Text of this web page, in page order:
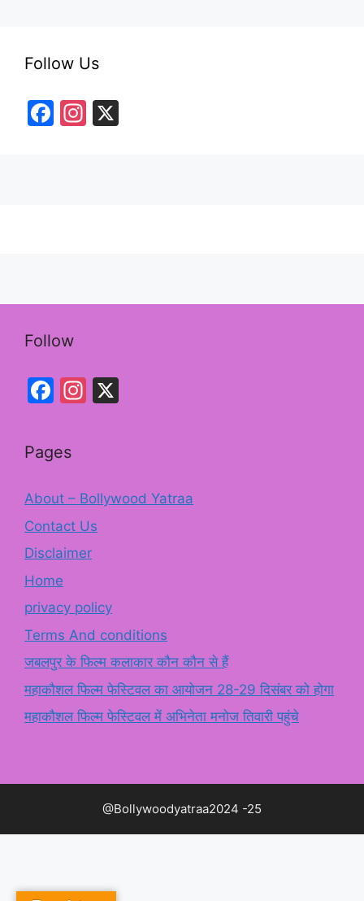
Follow Us
F
In
Follow
Facebook
Instagram
Pages
About – Bollywood Yatraa
Contact Us
Disclaimer
Home
privacy policy
Terms And conditions
जबलपुर के फिल्म कलाकार कौन कौन से हैं
महाकौशल फिल्म फेस्टिवल का आयोजन 28-29 दिसंबर को होगा
महाकौशल फिल्म फेस्टिवल में अभिनेता मनोज तिवारी पहुंचे
@Bollywoodyatraa2024 -25